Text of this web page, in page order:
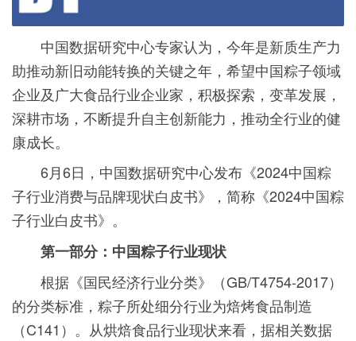
中国数据研究中心专家认为，今年是新质生产力
助推动新旧动能转换的关键之年，希望中国粽子领域
企业及广大食品行业企业家，积极探索，变革发展，
深耕市场，不断提升自主创新能力，推动全行业的健
康成长。
6月6日，中国数据研究中心发布《2024中国粽
子行业消费与品牌现状白皮书》，简称《2024中国粽
子行业白皮书》。
第一部分：中国粽子行业现状
根据《国民经济行业分类》（GB/T4754-2017）
的分类标准，粽子所处细分行业为焙烤食品制造
（C141）。从烘焙食品行业现状来看，据相关数据